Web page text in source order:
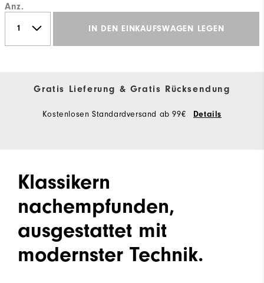
Anz.
IN DEN EINKAUFSWAGEN LEGEN
Gratis Lieferung & Gratis Rücksendung
Kostenlosen Standardversand ab 99€ Details
Klassikern
nachempfunden,
ausgestattet mit
modernster Technik.